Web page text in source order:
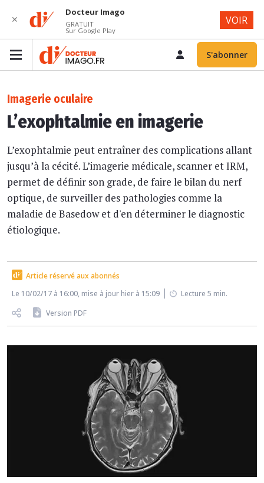
S'abonner
Imagerie oculaire
L’exophtalmie en imagerie
L’exophtalmie peut entraîner des complications allant
jusqu’à la cécité. L’imagerie médicale, scanner et IRM,
permet de définir son grade, de faire le bilan du nerf
optique, de surveiller des pathologies comme la
maladie de Basedow et d'en déterminer le diagnostic
étiologique.
Article réservé aux abonnés
Le 10/02/17 à 16:00, mise à jour hier à 15:09
Lecture 5 min.
Version PDF
✕
Docteur Imago
GRATUIT
Sur Google Play
VOIR